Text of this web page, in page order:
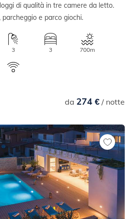
di qualità in tre camere da letto.
e parco giochi.
3 3 700m
da 274 €/ notte